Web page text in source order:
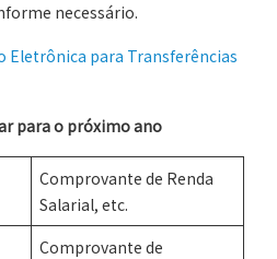
necessário.
Eletrônica para Transferências
para o próximo ano
Comprovante de Renda
Salarial, etc.
Comprovante de